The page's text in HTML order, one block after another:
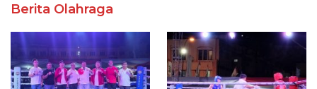
Berita Olahraga